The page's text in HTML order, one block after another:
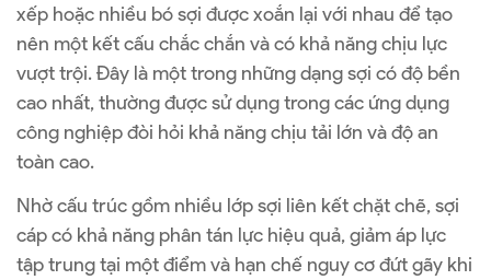
xếp hoặc nhiều bó sợi được xoắn lại với nhau để tạo
nên một kết cấu chắc chắn và có khả năng chịu lực
vượt trội. Đây là một trong những dạng sợi có độ bền
cao nhất, thường được sử dụng trong các ứng dụng
công nghiệp đòi hỏi khả năng chịu tải lớn và độ an
toàn cao.
Nhờ cấu trúc gồm nhiều lớp sợi liên kết chặt chẽ, sợi
cáp có khả năng phân tán lực hiệu quả, giảm áp lực
tập trung tại một điểm và hạn chế nguy cơ đứt gãy khi